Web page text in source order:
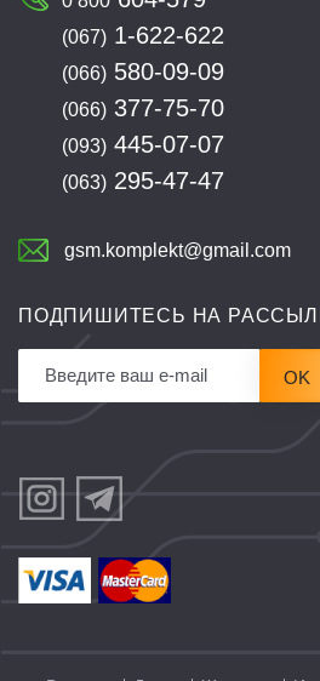
(067) 1-622-622
(066) 580-09-09
(066) 377-75-70
(093) 445-07-07
(063) 295-47-47
gsm.komplekt@gmail.com
ПОДПИШИТЕСЬ НА
OK